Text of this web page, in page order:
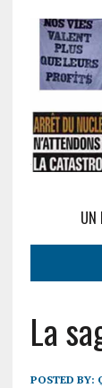
UN
La
POSTED BY: